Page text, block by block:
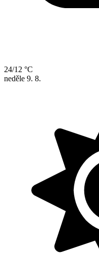
24/12 °C
neděle 9. 8.